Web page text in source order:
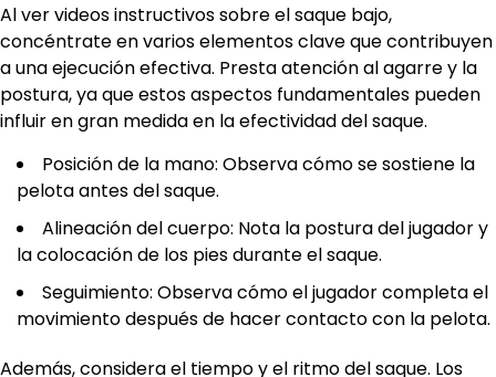
Al ver videos instructivos sobre el saque bajo,
concéntrate en varios elementos clave que contribuyen
a una ejecución efectiva. Presta atención al agarre y la
postura, ya que estos aspectos fundamentales pueden
influir en gran medida en la efectividad del saque.
Posición de la mano: Observa cómo se sostiene la
pelota antes del saque.
Alineación del cuerpo: Nota la postura del jugador y
la colocación de los pies durante el saque.
Seguimiento: Observa cómo el jugador completa el
movimiento después de hacer contacto con la pelota.
Además, considera el tiempo y el ritmo del saque. Los